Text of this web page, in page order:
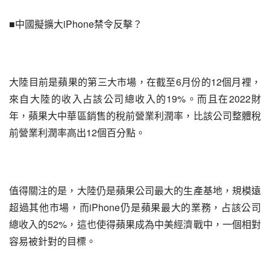
■中國擬擴大iPhone禁令反擊？
大陸目前是蘋果的第三大市場，在截至6月份的12個月裡，
來自大陸的收入占該公司總收入的19%。而且在2022財
年，蘋果大中華區銷售的稅前營業利潤率，比該公司整體稅
前營業利潤率高出12個百分點。
值得關注的是，大陸仍是蘋果公司最大的生產基地，規模遠
超過其他市場，而iPhone仍是蘋果最大的業務，占該公司
總收入的52%，這也使得蘋果成為中美經濟戰中，一個相對
容易被針對的目標。